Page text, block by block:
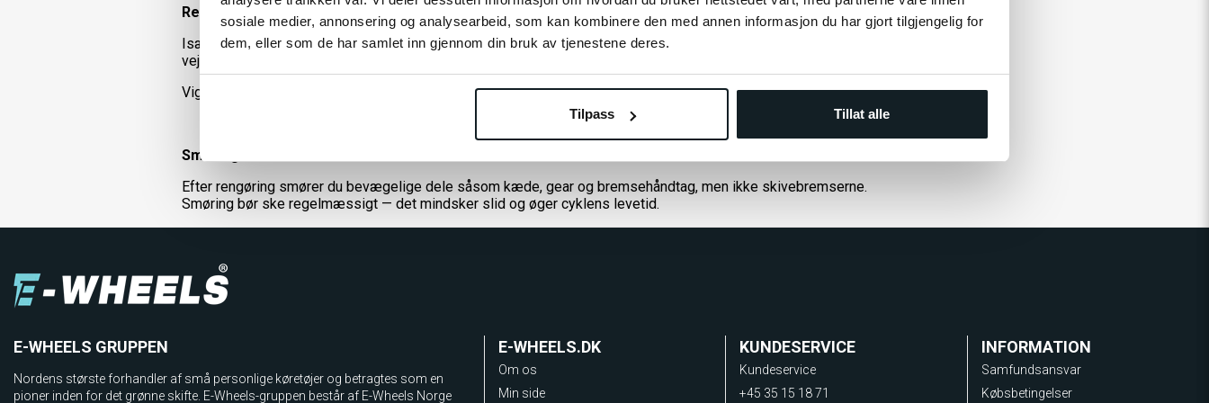
sosiale medier, annonsering og analysearbeid, som kan kombinere den med annen informasjon du har gjort tilgjengelig for
dem, eller som de har samlet inn gjennom din bruk av tjenestene deres.
Tilpass Tillat alle
Rens
Især efter ture i skov, mark eller i vådt og fugtigt vejr bør cyklen renses grundigt for at fjerne salt, snavs og korrosive stoffer fra
vejbanen. Rens dele som kæde, kassette og bremser med egnede cykel-rensemidler.
Vigtigt: Brug ikke smøremidler under rensningen, og undlad at smøre selve bremserne!
Smøring
Efter rengøring smører du bevægelige dele såsom kæde, gear og bremsehåndtag, men ikke skivebremserne.
Smøring bør ske regelmæssigt — det mindsker slid og øger cyklens levetid.
E-WHEELS GRUPPEN
Nordens største forhandler af små personlige køretøjer og betragtes som en
pioner inden for det grønne skifte. E-Wheels-gruppen består af E-Wheels Norge
E-WHEELS.DK
Om os
Min side
KUNDESERVICE
Kundeservice
+45 35 15 18 71
INFORMATION
Samfundsansvar
Købsbetingelser